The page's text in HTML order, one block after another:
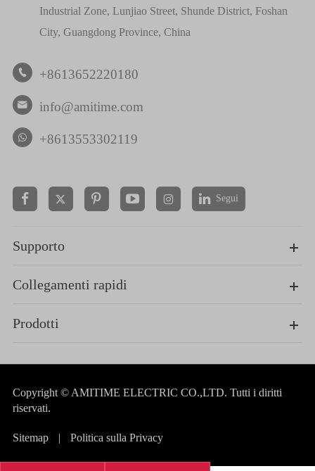
Industrial Zone, Lunjiao Street, Shunde District, Foshan
City, Guangdong Province, China
 +8613652220180
 info@amitime.com
+8613553302119
  Segui
Supporto
Collegamenti rapidi
Prodotti
Copyright © AMITIME ELECTRIC CO.,LTD. Tutti i diritti
riservati.
Sitemap | Politica sulla Privacy